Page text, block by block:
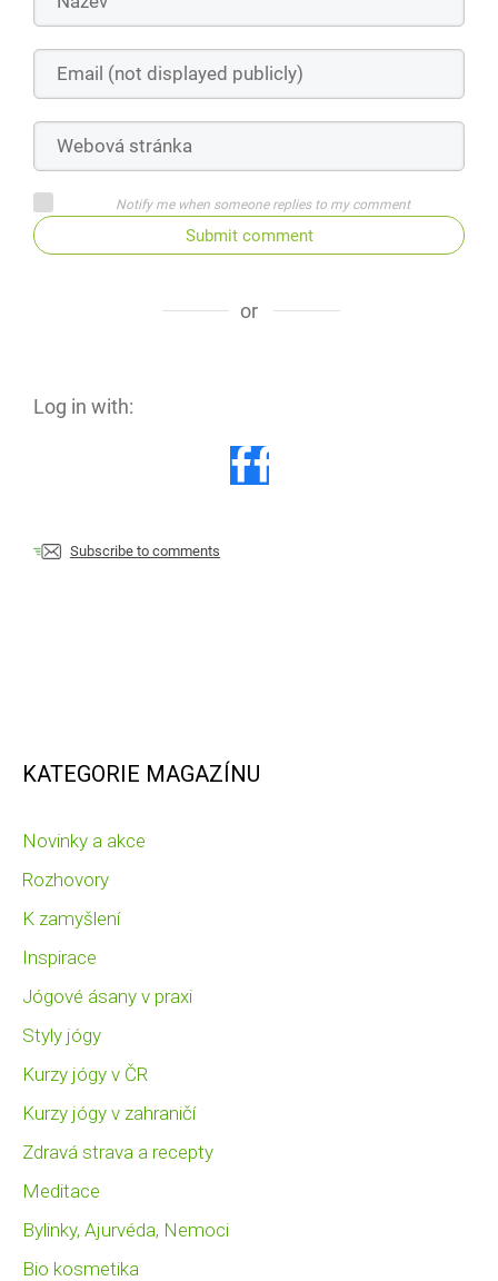
Notify me when someone replies to my comment
Submit comment
or
Log in with:
Subscribe to comments
KATEGORIE MAGAZÍNU
Novinky a akce
Rozhovory
K zamyšlení
Inspirace
Jógové ásany v praxi
Styly jógy
Kurzy jógy v ČR
Kurzy jógy v zahraničí
Zdravá strava a recepty
Meditace
Bylinky, Ajurvéda, Nemoci
Bio kosmetika